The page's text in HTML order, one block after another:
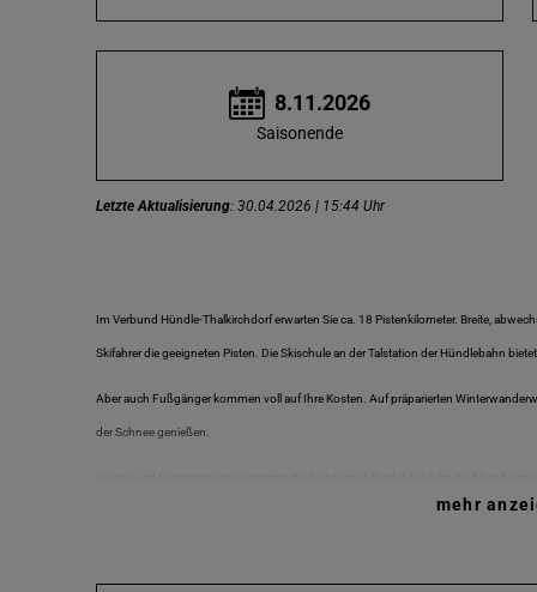
8.11.2026
Saisonende
Letzte Aktualisierung: 30.04.2026 | 15:44 Uhr
Im Verbund Hündle-Thalkirchdorf erwarten Sie ca. 18 Pistenkilometer. Breite,
Skifahrer die geeigneten Pisten. Die Skischule an der Talstation der Hündlebahn
Aber auch Fußgänger kommen voll auf Ihre Kosten. Auf präparierten
der Schnee genießen.
mehr